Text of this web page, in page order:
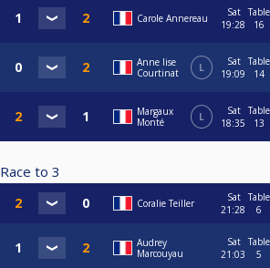
Carole Annereau
Sat
19:28
Table
16
Anne lise
Courtinat
L
Sat
19:09
Table
14
Margaux
Monté
L
Sat
18:35
Table
13
Race to 3
Coralie Teiller
Sat
21:28
Table
6
Audrey
Marcouyau
Sat
21:03
Table
5